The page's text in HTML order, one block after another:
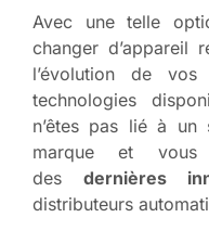
Avec une telle
changer d’appareil
l’évolution de
technologies
n’êtes pas lié à
marque et vous
des dernières
distributeurs